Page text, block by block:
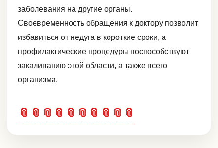
заболевания на другие органы.
Своевременность обращения к доктору позволит
избавиться от недуга в короткие сроки, а
профилактические процедуры поспособствуют
закаливанию этой области, а также всего
организма.
📎 📎 📎 📎 📎 📎 📎 📎 📎 📎